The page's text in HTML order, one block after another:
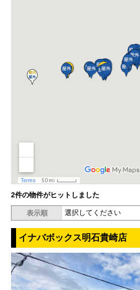
2件の物件がヒットしました
表示順
イナバボックス明石貴崎店